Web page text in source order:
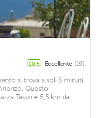
10,5 Eccellente (19)
si trova a soli 5 minuti
Questo
Tasso e 5,5 km da